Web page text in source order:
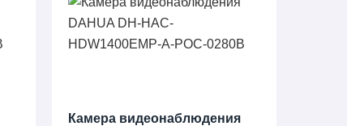
Камера видеонаблюдения